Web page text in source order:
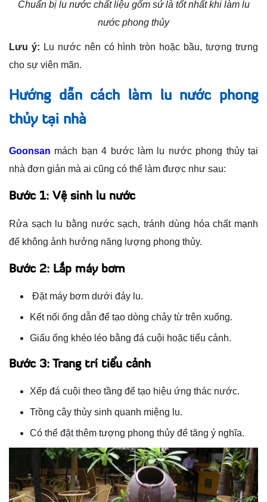
Chuẩn bị lu nước chất liệu gốm sứ là tốt nhất khi làm lu
nước phong thủy
Lưu ý: Lu nước nên có hình tròn hoặc bầu, tượng trưng
cho sự viên mãn.
Hướng dẫn cách làm lu nước phong
thủy tại nhà
Goonsan mách bạn 4 bước làm lu nước phong thủy tại
nhà đơn giản mà ai cũng có thể làm được như sau:
Bước 1: Vệ sinh lu nước
Rửa sạch lu bằng nước sạch, tránh dùng hóa chất mạnh
để không ảnh hưởng năng lượng phong thủy.
Bước 2: Lắp máy bơm
Đặt máy bơm dưới đáy lu.
Kết nối ống dẫn để tạo dòng chảy từ trên xuống.
Giấu ống khéo léo bằng đá cuội hoặc tiểu cảnh.
Bước 3: Trang trí tiểu cảnh
Xếp đá cuội theo tầng để tạo hiệu ứng thác nước.
Trồng cây thủy sinh quanh miệng lu.
Có thể đặt thêm tượng phong thủy để tăng ý nghĩa.